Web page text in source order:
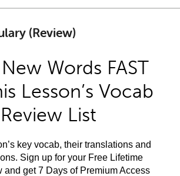
(Review)
Words FAST
Lesson’s Vocab
Review List
key vocab, their translations and
Sign up for your Free Lifetime
and get 7 Days of Premium Access